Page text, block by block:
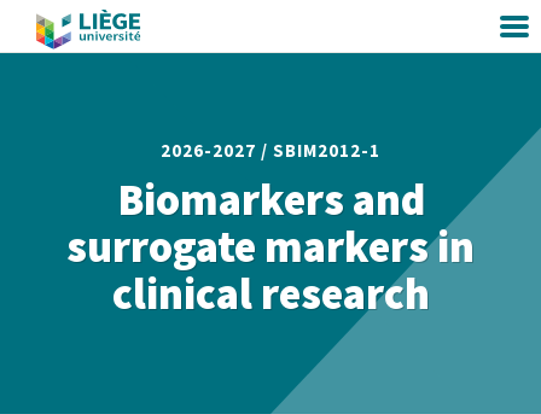
2026-2027 / SBIM2012-1
Biomarkers and
surrogate markers in
clinical research